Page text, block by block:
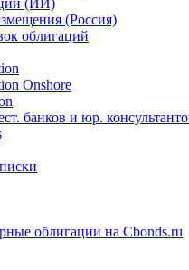
& Карты рынка
(ИИ)
(Россия)
облигаций
Onshore
банков и юр. консультантов